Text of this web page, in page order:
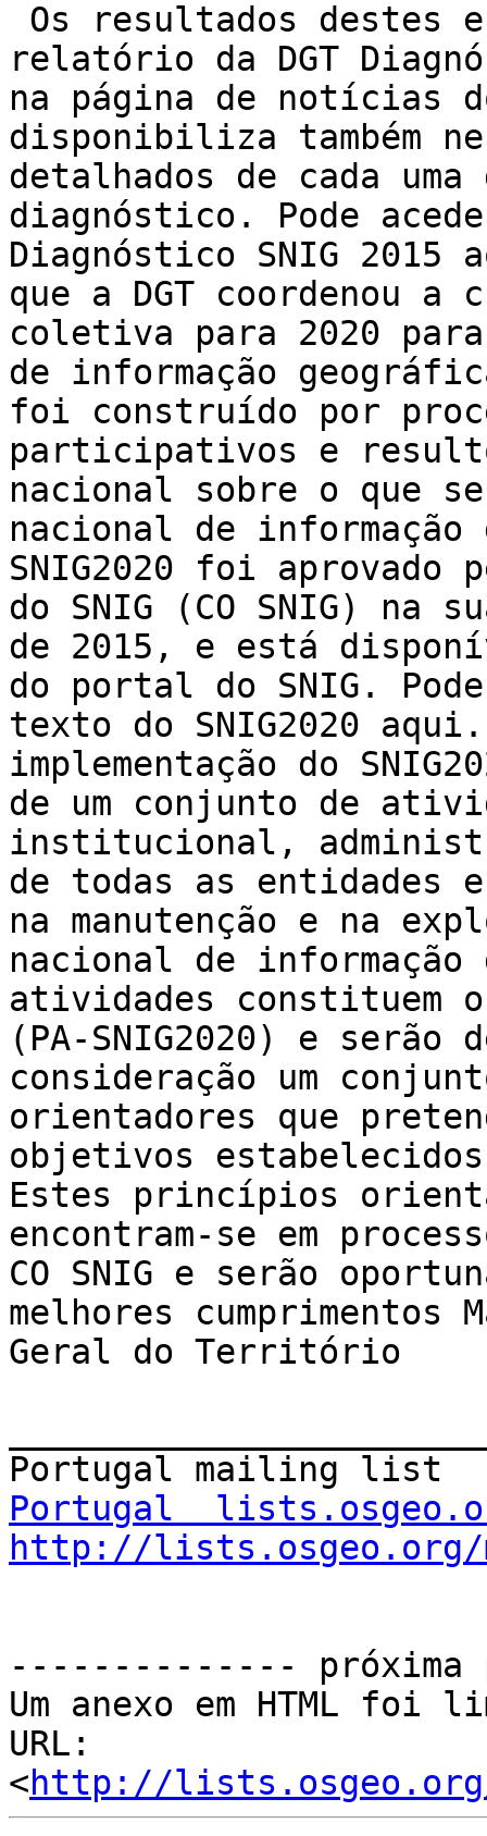
Os resultados destes
relatório da DGT
na página de notícias
disponibiliza também
detalhados de cada uma
diagnóstico. Pode
Diagnóstico SNIG 2015
que a DGT coordenou a
coletiva para 2020
de informação
foi construído por
participativos e
nacional sobre o que
nacional de informação
SNIG2020 foi aprovado
do SNIG (CO SNIG) na
de 2015, e está
do portal do SNIG.
texto do SNIG2020
implementação do
de um conjunto de
institucional,
de todas as entidades
na manutenção e na
nacional de
atividades constituem o
(PA-SNIG2020) e serão
consideração um
orientadores que
objetivos
Estes princípios
encontram-se em
CO SNIG e serão
melhores cumprimentos
Geral do Território
Portugal
http://
--------------
Um anexo em HTML foi
URL:
<http://lists.osgeo.org/